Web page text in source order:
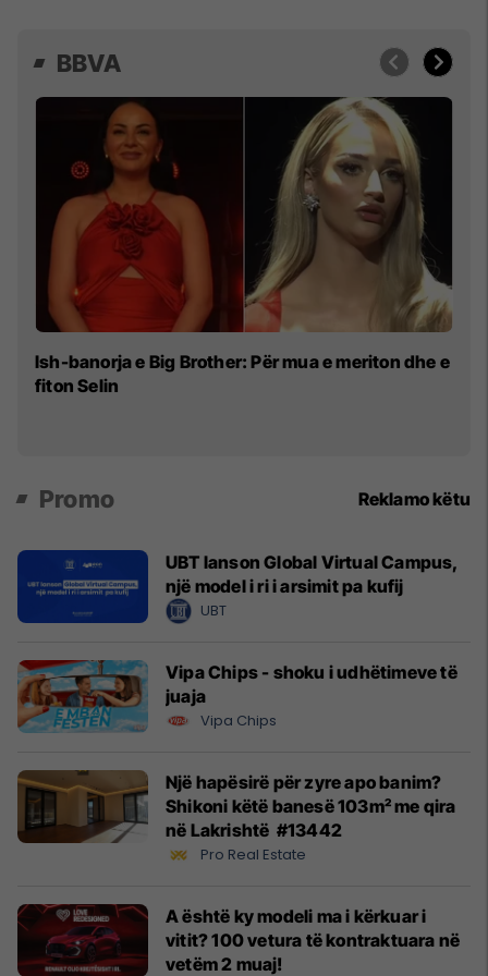
BBVA
Ish-banorja e Big Brother: Për mua e meriton dhe e
fiton Selin
Promo Reklamo këtu
UBT lanson Global Virtual Campus,
një model i ri i arsimit pa kufij
UBT
Vipa Chips - shoku i udhëtimeve të
juaja
Vipa Chips
Një hapësirë për zyre apo banim?
Shikoni këtë banesë 103m² me qira
në Lakrishtë #13442
Pro Real Estate
A është ky modeli ma i kërkuar i
vitit? 100 vetura të kontraktuara në
vetëm 2 muaj!